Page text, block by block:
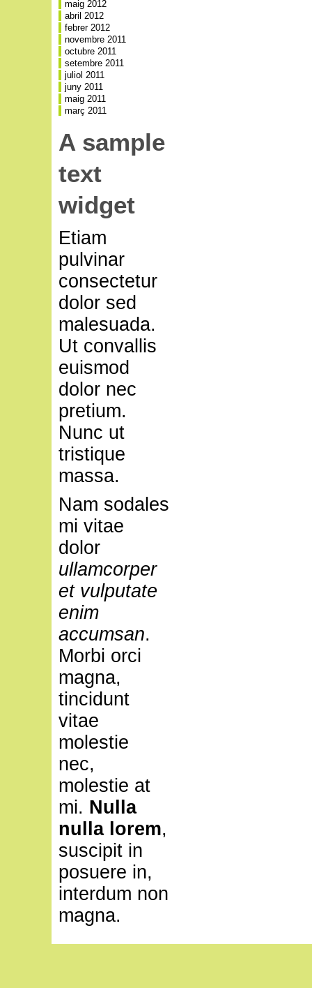
maig 2012
abril 2012
febrer 2012
novembre 2011
octubre 2011
setembre 2011
juliol 2011
juny 2011
maig 2011
març 2011
A sample
text
widget
Etiam
pulvinar
consectetur
dolor sed
malesuada.
Ut convallis
euismod
dolor nec
pretium.
Nunc ut
tristique
massa.
Nam sodales
mi vitae
dolor
ullamcorper
et vulputate
enim
accumsan.
Morbi orci
magna,
tincidunt
vitae
molestie
nec,
molestie at
mi. Nulla
nulla lorem,
suscipit in
posuere in,
interdum non
magna.